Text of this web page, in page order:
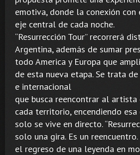
emotiva, donde la conexión
eje central de cada noche.
“Resurrección Tour” recorrerá
Argentina, además de sumar
todo America y Europa que
de esta nueva etapa. Se trata
e internacional
que busca reencontrar al artista
cada territorio, encendiendo
solo se vive en directo.
solo una gira. Es un
el regreso de una leyenda en